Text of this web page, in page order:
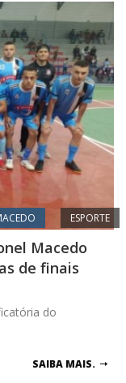
ESPORTE
Macedo
de finais
do
SAIBA MAIS.